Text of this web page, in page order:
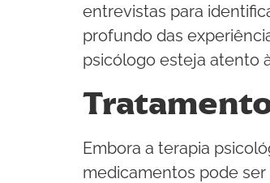
entrevistas para
profundo das
psicólogo esteja atento
Embora a terapia
medicamentos pode